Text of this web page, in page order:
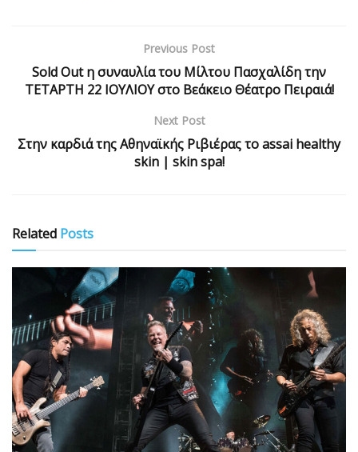
Previous Post
Sold Out η συναυλία του Μίλτου Πασχαλίδη την
ΤΕΤΑΡΤΗ 22 ΙΟΥΛΙΟΥ στο Βεάκειο Θέατρο Πειραιά!
Next Post
Στην καρδιά της Αθηναϊκής Ριβιέρας το assai healthy
skin | skin spa!
Related Posts